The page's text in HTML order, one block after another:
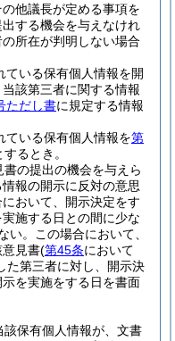
他議長が定める事項を
する機会を与えなけれ
所在が判明しない場合
いる保有個人情報を開
該第三者に関する情報
ただし書に規定する情報
ている保有個人情報を第
るとき。
の提出の機会を与えら
報の開示に反対の意思
おいて、開示決定をす
施する日との間に少な
い。
この場合において、
見書(第45条において
た第三者に対し、開示決
を実施をする日を書面
保有個人情報が、文書